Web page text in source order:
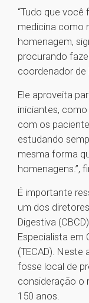
“Tudo que
medicina como
homenagem,
procurando
coordenador de
Ele aproveita
iniciantes,
com os
estudando
mesma forma
homenagens.”,
É importante
um dos
Digestiva
Especialista em
(TECAD). Neste
fosse local de
consideração o
150 anos.